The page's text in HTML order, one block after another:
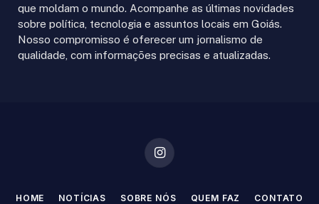
que moldam o mundo. Acompanhe as últimas novidades
sobre política, tecnologia e assuntos locais em Goiás.
Nosso compromisso é oferecer um jornalismo de
qualidade, com informações precisas e atualizadas.
Instagram
HOME NOTÍCIAS SOBRE NÓS QUEM FAZ CONTATO